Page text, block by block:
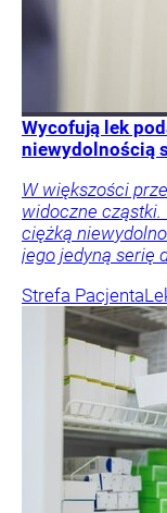
Wycofują lek
niewydolnością
W większości
widoczne
ciężką
jego jedyną serię
Strefa Pacjenta